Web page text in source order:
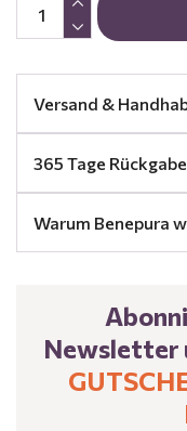
Versand &
365 Tage
Warum Benepura
Newsletter